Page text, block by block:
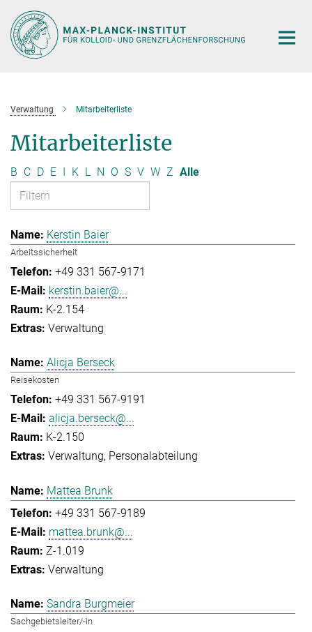
Hauptinhalt
Verwaltung Mitarbeiterliste
Mitarbeiterliste
B C D E I K L N O S V W Z Alle
Kerstin Baier
Arbeitssicherheit
+49 331 567-9171
kerstin.baier@...
K-2.154
Verwaltung
Alicja Berseck
Reisekosten
+49 331 567-9191
alicja.berseck@...
K-2.150
Verwaltung Personalabteilung
Mattea Brunk
+49 331 567-9189
mattea.brunk@...
Z-1.019
Verwaltung
Sandra Burgmeier
Sachgebietsleiter/-in